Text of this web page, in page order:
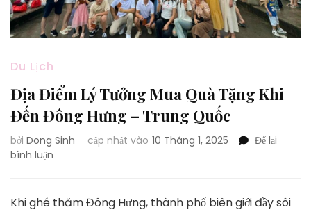
Du Lịch
Địa Điểm Lý Tưởng Mua Quà Tặng Khi
Đến Đông Hưng – Trung Quốc
bởi Dong Sinh cập nhật vào 10 Tháng 1, 2025
Để lại
bình luận
Lý
Khi ghé thăm Đông Hưng, thành phố biên giới đầy sôi